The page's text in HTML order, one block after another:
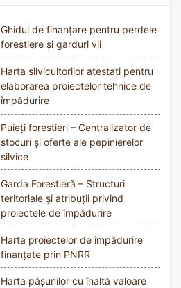
Ghidul de finanțare pentru perdele
forestiere și garduri vii
Harta silvicultorilor atestați pentru
elaborarea proiectelor tehnice de
împădurire
Puieți forestieri – Centralizator de
stocuri și oferte ale pepinierelor
silvice
Garda Forestieră – Structuri
teritoriale și atribuții privind
proiectele de împădurire
Harta proiectelor de împădurire
finanțate prin PNRR
Harta pășunilor cu înaltă valoare